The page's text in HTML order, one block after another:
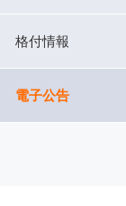
格付情報
電子公告